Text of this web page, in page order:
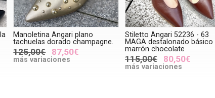
Manoletina Angari plano
tachuelas dorado champagne.
125,00€ 87,50€
más variaciones
Stiletto Angari 52236 - 63
MAGA destalonado básico
marrón chocolate
115,00€ 80,50€
más variaciones